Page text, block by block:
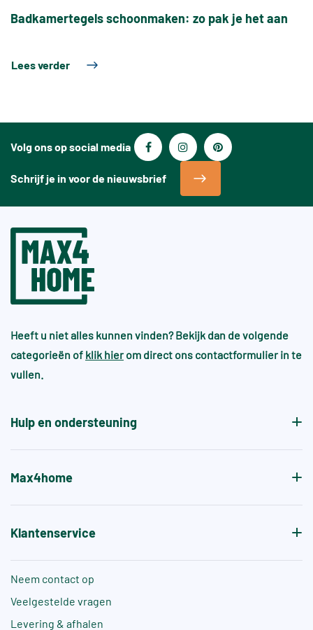
Badkamertegels schoonmaken: zo pak je het aan
Lees verder
Volg ons op social media
Schrijf je in voor de nieuwsbrief
Heeft u niet alles kunnen vinden? Bekijk dan de volgende
categorieën of klik hier om direct ons contactformulier in te
vullen.
Hulp en ondersteuning
Max4home
Klantenservice
Neem contact op
Veelgestelde vragen
Levering & afhalen